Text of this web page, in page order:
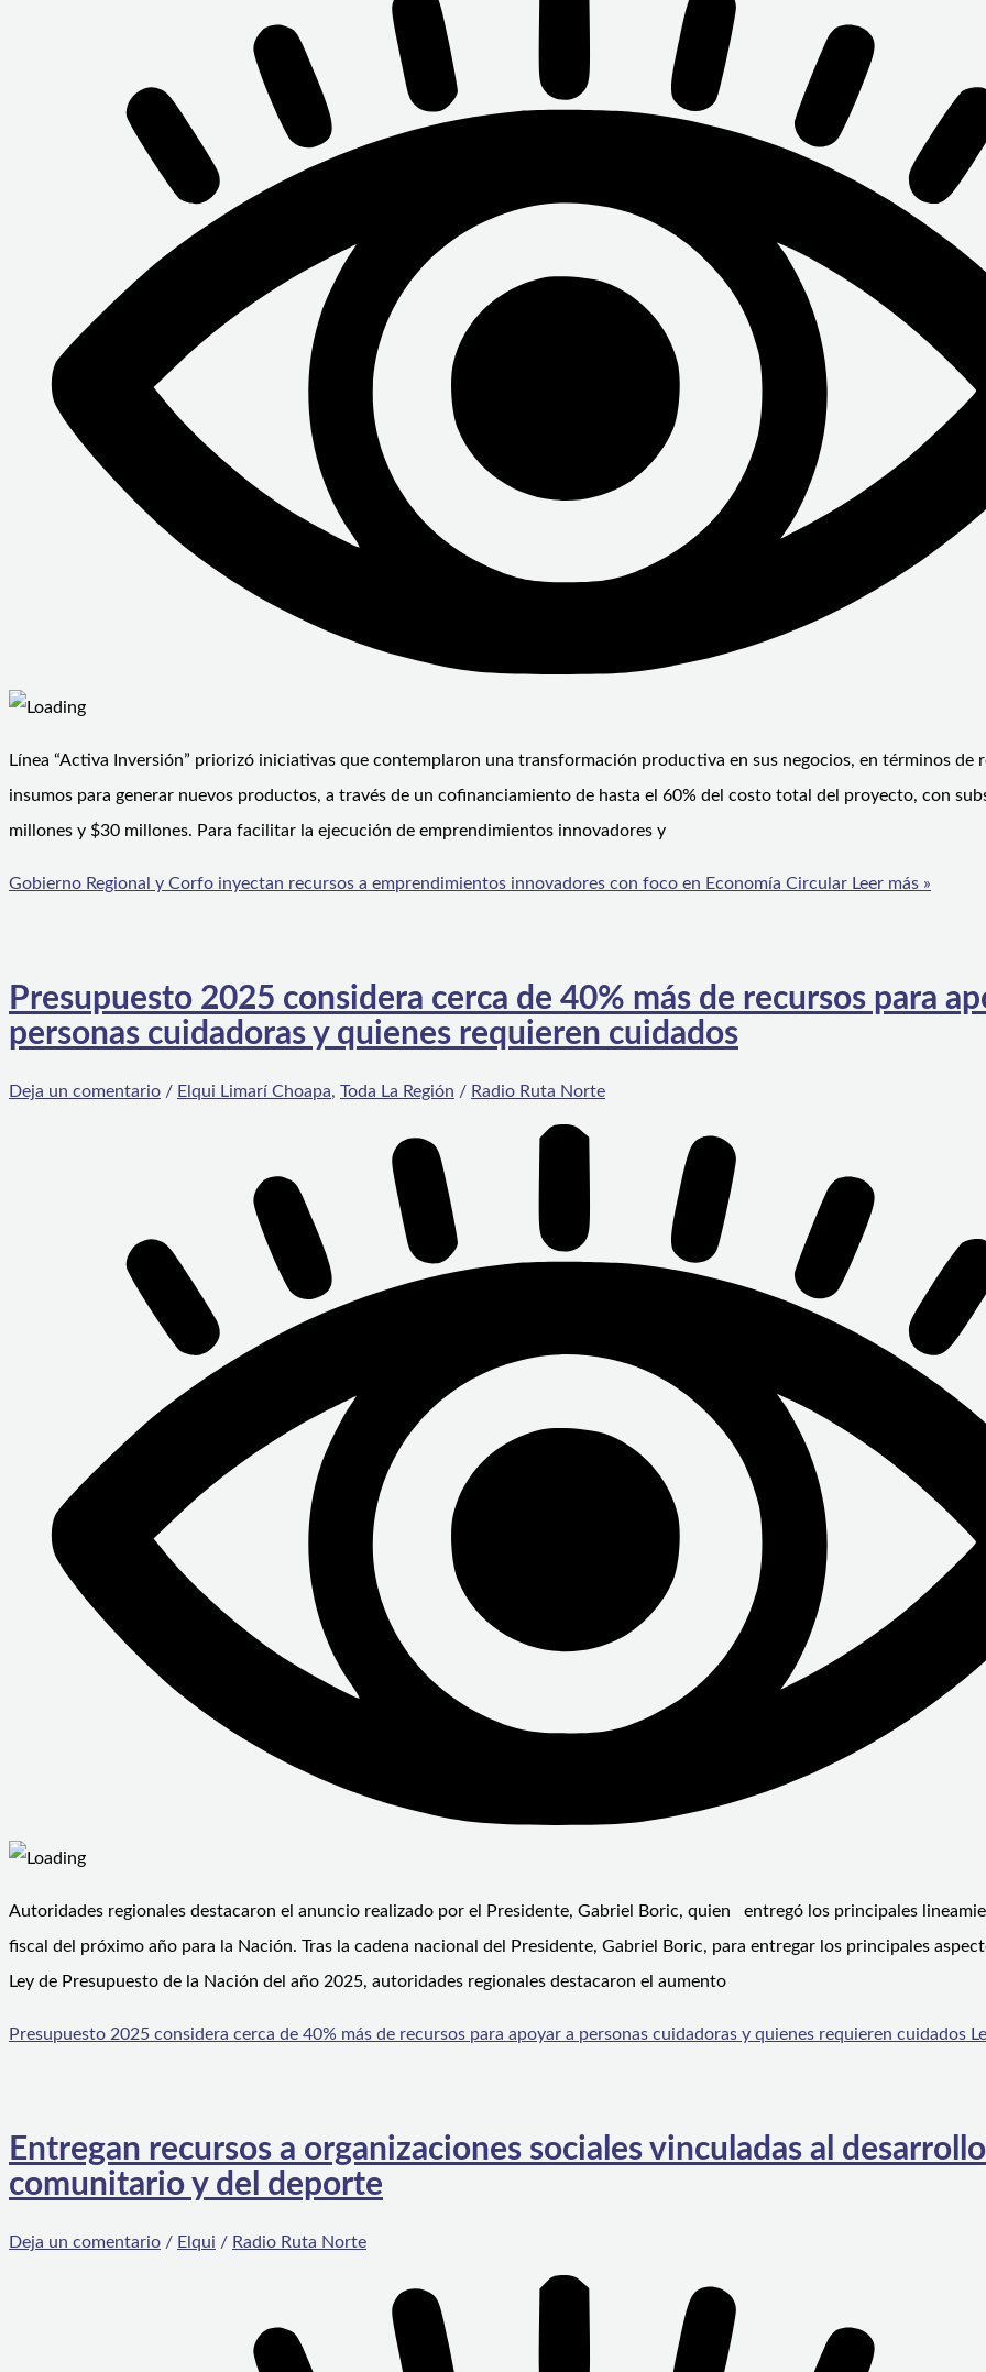
Línea “Activa Inversión” priorizó iniciativas que contemplaron una transformación productiva en sus negocios, en términos de
insumos para generar nuevos productos, a través de un cofinanciamiento de hasta el 60% del costo total del proyecto, con
millones y $30 millones. Para facilitar la ejecución de emprendimientos innovadores y
Gobierno Regional y Corfo inyectan recursos a emprendimientos innovadores con foco en Economía Circular Leer más »
Presupuesto 2025 considera cerca de 40% más de recursos para
personas cuidadoras y quienes requieren cuidados
Deja un comentario / Elqui Limarí Choapa, Toda La Región / Radio Ruta Norte
Autoridades regionales destacaron el anuncio realizado por el Presidente, Gabriel Boric, quien entregó los principales
fiscal del próximo año para la Nación. Tras la cadena nacional del Presidente, Gabriel Boric, para entregar los principales
Ley de Presupuesto de la Nación del año 2025, autoridades regionales destacaron el aumento
Presupuesto 2025 considera cerca de 40% más de recursos para apoyar a personas cuidadoras y quienes requieren cuidados
Entregan recursos a organizaciones sociales vinculadas al desarrollo
comunitario y del deporte
Deja un comentario / Elqui / Radio Ruta Norte